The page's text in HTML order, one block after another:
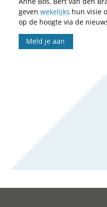
geven wekelijks hun visie
op de hoogte via de
Meld je aan